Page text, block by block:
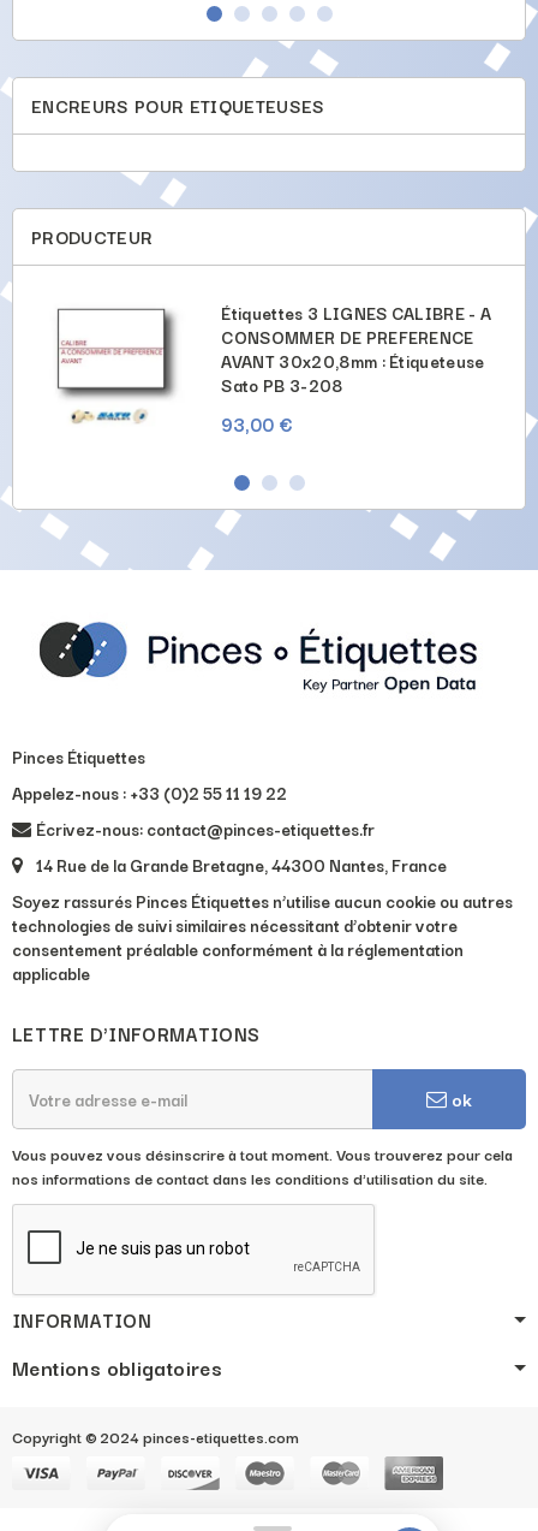
ENCREURS POUR ETIQUETEUSES
PRODUCTEUR
Étiquettes 3 LIGNES CALIBRE - A
CONSOMMER DE PREFERENCE
AVANT 30x20,8mm : Étiqueteuse
Sato PB 3-208
93,00 €
Pinces Étiquettes
Appelez-nous :+33 (0)2 55 11 19 22
Écrivez-nous: contact@pinces-etiquettes.fr
14 Rue de la Grande Bretagne, 44300 Nantes, France
Soyez rassurés Pinces Étiquettes n’utilise aucun cookie ou autres
technologies de suivi similaires nécessitant d’obtenir votre
consentement préalable conformément à la réglementation
applicable
LETTRE D'INFORMATIONS
ok
Vous pouvez vous désinscrire à tout moment. Vous trouverez pour cela
nos informations de contact dans les conditions d'utilisation du site.
INFORMATION
Mentions obligatoires
Copyright © 2024 pinces-etiquettes.com